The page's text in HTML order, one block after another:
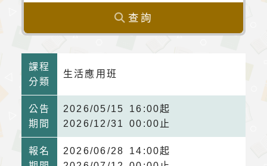
查詢
課程
分類
生活應用班
公告
期間
2026/05/15 16:00起
2026/12/31 00:00止
報名
2026/06/28 14:00起